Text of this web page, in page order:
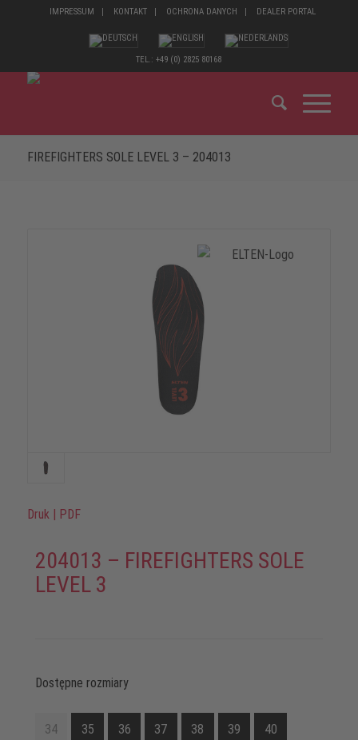
IMPRESSUM KONTAKT OCHRONA DANYCH DEALER PORTAL
TEL.: +49 (0) 2825 80168
FIREFIGHTERS SOLE LEVEL 3 – 204013
Druk PDF
204013 – FIREFIGHTERS SOLE
LEVEL 3
Dostępne rozmiary
34 35 36 37 38 39 40